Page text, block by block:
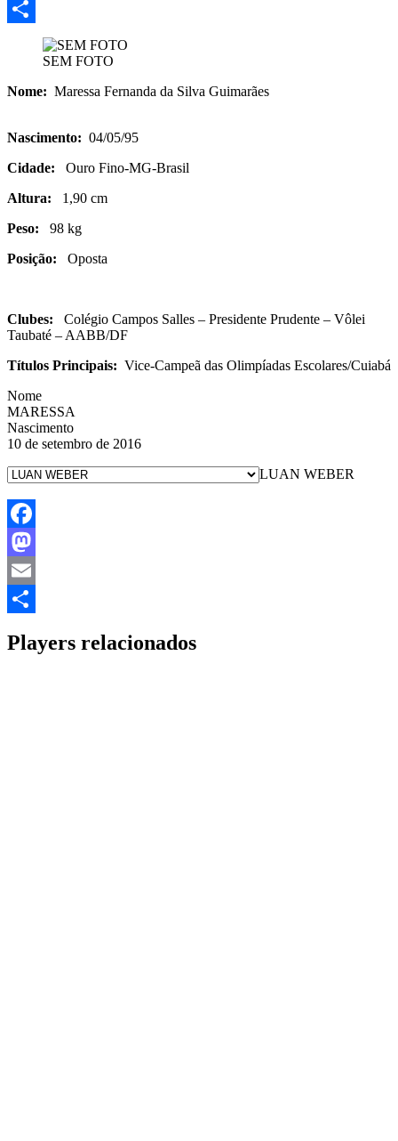
Email
SEM FOTO
Nome: Maressa Fernanda da Silva Guimarães
Nascimento: 04/05/95
Cidade: Ouro Fino-MG-Brasil
Altura: 1,90 cm
Peso: 98 kg
Posição: Oposta
Clubes: Colégio Campos Salles – Presidente Prudente – Vôlei
Taubaté – AABB/DF
Títulos Principais: Vice-Campeã das Olimpíadas Escolares/Cuiabá
Nome
MARESSA
Nascimento
10 de setembro de 2016
LUAN WEBER
Facebook
Mastodon
Email
Players relacionados